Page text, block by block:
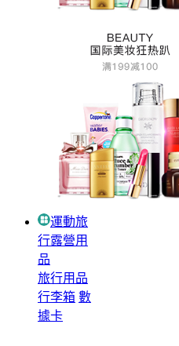
運動旅
行露營用
品
旅行用品
行李箱 數
據卡